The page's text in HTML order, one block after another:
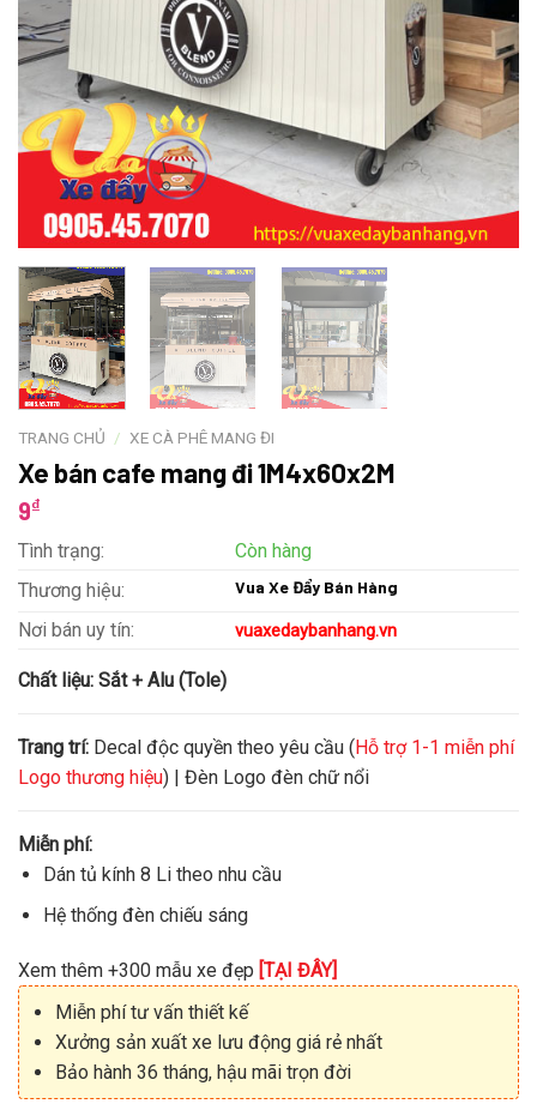
TRANG CHỦ / XE CÀ PHÊ MANG ĐI
Xe bán cafe mang đi 1M4x60x2M
9₫
Tình trạng:
Còn hàng
Thương hiệu:
Vua Xe Đẩy Bán Hàng
Nơi bán uy tín: vuaxedaybanhang.vn
Chất liệu: Sắt + Alu (Tole)
Trang trí: Decal độc quyền theo yêu cầu (Hỗ trợ 1-1 miễn phí
Logo thương hiệu) | Đèn Logo đèn chữ nổi
Miễn phí:
Dán tủ kính 8 Li theo nhu cầu
Hệ thống đèn chiếu sáng
Xem thêm +300 mẫu xe đẹp [TẠI ĐÂY]
Miễn phí tư vấn thiết kế
Xưởng sản xuất xe lưu động giá rẻ nhất
Bảo hành 36 tháng, hậu mãi trọn đời